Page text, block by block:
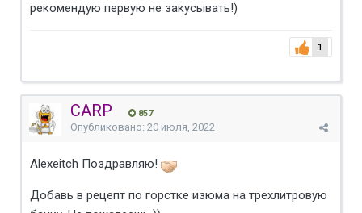
рекомендую первую не закусывать!)
1
CARP 857
Опубликовано: 20 июля, 2022
Alexeitch Поздравляю!
Добавь в рецепт по горстке изюма на трехлитровую